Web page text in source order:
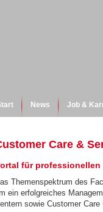
News Job &
Care &
für
Themenspektrum des
ein erfolgreiches
sowie Customer